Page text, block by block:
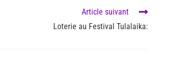
Article suivant
Loterie au Festival Tulalaika: